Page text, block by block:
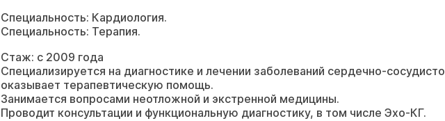
Специальность: Кардиология.
Специальность: Терапия.
Стаж: с 2009 года
Специализируется на диагностике и лечении заболеваний сердечно-
оказывает терапевтическую помощь.
Занимается вопросами неотложной и экстренной медицины.
Проводит консультации и функциональную диагностику, в том числе Эхо-КГ.